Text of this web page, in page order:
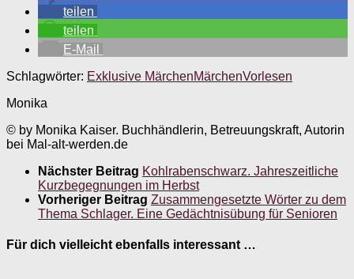
teilen
teilen
E-Mail
Schlagwörter: Exklusive MärchenMärchenVorlesen
Monika
© by Monika Kaiser. Buchhändlerin, Betreuungskraft, Autorin
bei Mal-alt-werden.de
Nächster Beitrag Kohlrabenschwarz. Jahreszeitliche
Kurzbegegnungen im Herbst
Vorheriger Beitrag Zusammengesetzte Wörter zu dem
Thema Schlager. Eine Gedächtnisübung für Senioren
Für dich vielleicht ebenfalls interessant …